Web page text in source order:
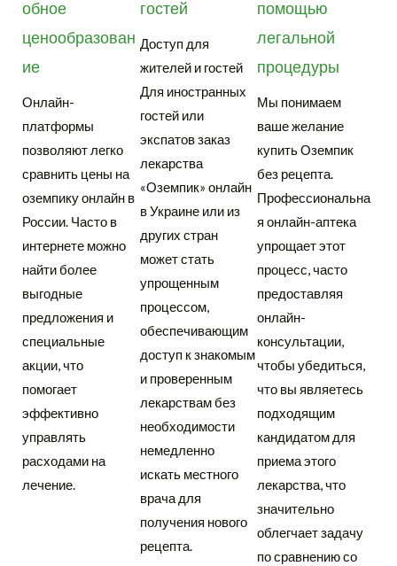
обное
ценообразован
ие
Онлайн-
платформы
позволяют легко
сравнить цены на
оземпику онлайн в
России. Часто в
интернете можно
найти более
выгодные
предложения и
специальные
акции, что
помогает
эффективно
управлять
расходами на
лечение.
гостей
Доступ для
жителей и гостей
Для иностранных
гостей или
экспатов заказ
лекарства
«Оземпик» онлайн
в Украине или из
других стран
может стать
упрощенным
процессом,
обеспечивающим
доступ к знакомым
и проверенным
лекарствам без
необходимости
немедленно
искать местного
врача для
получения нового
рецепта.
помощью
легальной
процедуры
Мы понимаем
ваше желание
купить Оземпик
без рецепта.
Профессиональна
я онлайн-аптека
упрощает этот
процесс, часто
предоставляя
онлайн-
консультации,
чтобы убедиться,
что вы являетесь
подходящим
кандидатом для
приема этого
лекарства, что
значительно
облегчает задачу
по сравнению со